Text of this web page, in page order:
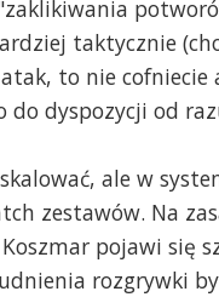
taktycznie
to nie
dyspozycji od
ale w
zestawów. Na
pojawi się
rozgrywki